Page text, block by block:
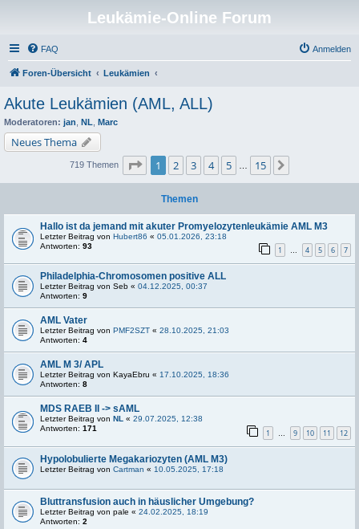
Leukämie-Online Forum
FAQ Anmelden
Foren-Übersicht Leukämien
Akute Leukämien (AML, ALL)
Moderatoren: jan NL Marc
Neues Thema
719 Themen Seite von
1 2 3 4 5 15
Themen
Hallo ist da jemand mit akuter Promyelozytenleukämie AML M3
Letzter Beitrag von Hubert86 « 05.01.2026, 23:18
Antworten: 93 1 … 4 5 6 7
Philadelphia-Chromosomen positive ALL
Letzter Beitrag von Seb « 04.12.2025, 00:37
Antworten: 9
AML Vater
Letzter Beitrag von PMF2SZT « 28.10.2025, 21:03
Antworten: 4
AML M 3/ APL
Letzter Beitrag von KayaEbru « 17.10.2025, 18:36
Antworten: 8
MDS RAEB II -> sAML
Letzter Beitrag von NL « 29.07.2025, 12:38
Antworten: 171 1 9 10 11 12
Hypolobulierte Megakariozyten (AML M3)
Letzter Beitrag von Cartman « 10.05.2025, 17:18
Bluttransfusion auch in häuslicher Umgebung?
Letzter Beitrag von pale « 24.02.2025, 18:19
Antworten: 2